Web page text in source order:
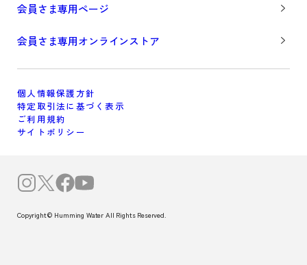
会員さま専用ページ
会員さま専用オンラインストア
個人情報保護方針
特定取引法に基づく表示
ご利用規約
サイトポリシー
Copyright© Humming Water All Rights Reserved.